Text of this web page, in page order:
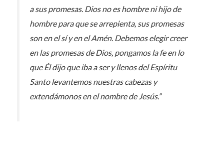
a sus promesas. Dios no es hombre ni hijo de
hombre para que se arrepienta, sus promesas
son en el sí y en el Amén. Debemos elegir creer
en las promesas de Dios, pongamos la fe en lo
que Él dijo que iba a ser y llenos del Espíritu
Santo levantemos nuestras cabezas y
extendámonos en el nombre de Jesús.”